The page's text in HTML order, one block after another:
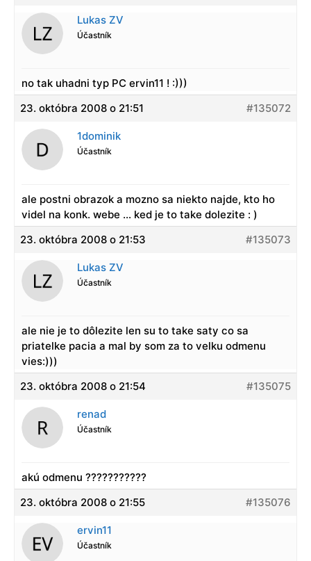
Lukas ZV
Účastník
no tak uhadni typ PC ervin11 ! :)))
23. októbra 2008 o 21:51
#135072
1dominik
Účastník
ale postni obrazok a mozno sa niekto najde, kto ho
videl na konk. webe … ked je to take dolezite : )
23. októbra 2008 o 21:53
#135073
Lukas ZV
Účastník
ale nie je to dôlezite len su to take saty co sa
priatelke pacia a mal by som za to velku odmenu
vies:)))
23. októbra 2008 o 21:54
#135075
renad
Účastník
akú odmenu ???????????
23. októbra 2008 o 21:55
#135076
ervin11
Účastník